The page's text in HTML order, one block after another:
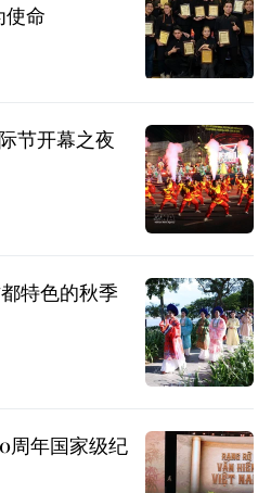
使命
节开幕之夜
特色的秋季
周年国家级纪